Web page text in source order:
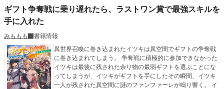
ら賞賛される。 一方で勇者イルティアは魔王の手先と蔑ま
れ、名声が地に落ちた。 これは無能と蔑まれ、勇者の捨て駒
ぁは１6話からです。 イルティアを剣で打ち負かし、屈服さ
せて主人公の奴隷にします。 彼女は主人公に土下座して許し
をこいます。
ギフト争奪戦に乗り遅れたら、ラストワン賞で最強スキルを
手に入れた
みももも
書籍情報
異世界召喚に巻き込まれたイツキは異空間でギフトの争奪戦
に巻き込まれてしまう。 争奪戦に積極的に参加できなかった
イツキは最後に残された余り物の最弱ギフトを選ぶことにな
ってしまうが、イツキがギフトを手にしたその瞬間、イツキ
一人が残された異空間に謎のファンファーレが鳴り響く。 イ